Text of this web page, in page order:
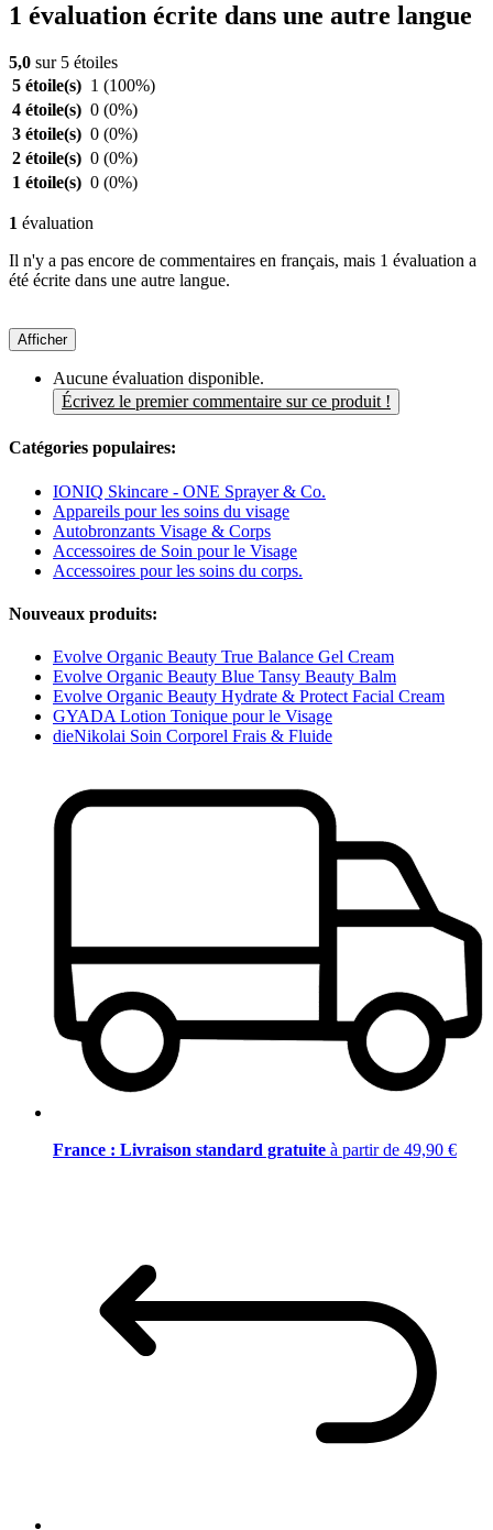
1 évaluation écrite dans une autre langue
5,0 sur 5 étoiles
5 étoile(s) 1 (100%)
4 étoile(s) 0 (0%)
3 étoile(s) 0 (0%)
2 étoile(s) 0 (0%)
1 étoile(s) 0 (0%)
1 évaluation
Il n'y a pas encore de commentaires en français, mais 1 évaluation a
été écrite dans une autre langue.
Afficher
Aucune évaluation disponible.
Écrivez le premier commentaire sur ce produit !
Catégories populaires:
IONIQ Skincare - ONE Sprayer & Co.
Appareils pour les soins du visage
Autobronzants Visage & Corps
Accessoires de Soin pour le Visage
Accessoires pour les soins du corps.
Nouveaux produits:
Evolve Organic Beauty True Balance Gel Cream
Evolve Organic Beauty Blue Tansy Beauty Balm
Evolve Organic Beauty Hydrate & Protect Facial Cream
GYADA Lotion Tonique pour le Visage
dieNikolai Soin Corporel Frais & Fluide
France : Livraison standard gratuite à partir de 49,90 €